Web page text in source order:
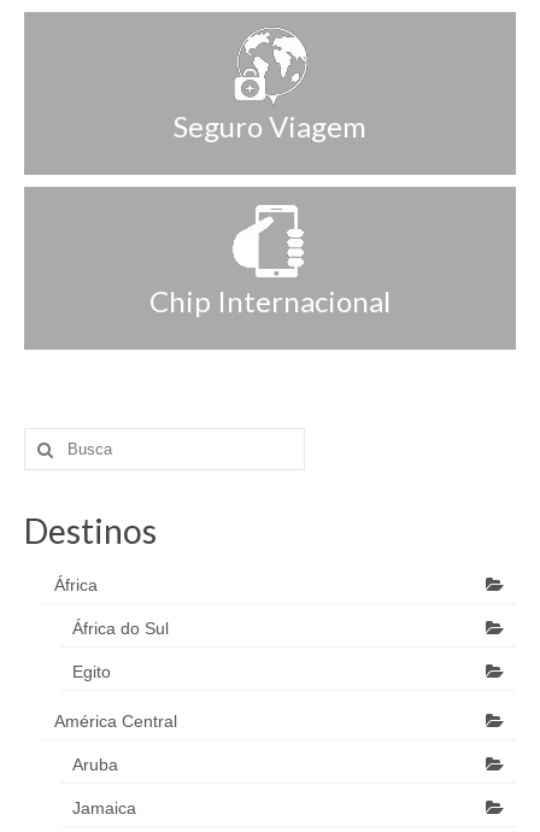
Seguro Viagem
Chip Internacional
Destinos
África
África do Sul
Egito
América Central
Aruba
Jamaica